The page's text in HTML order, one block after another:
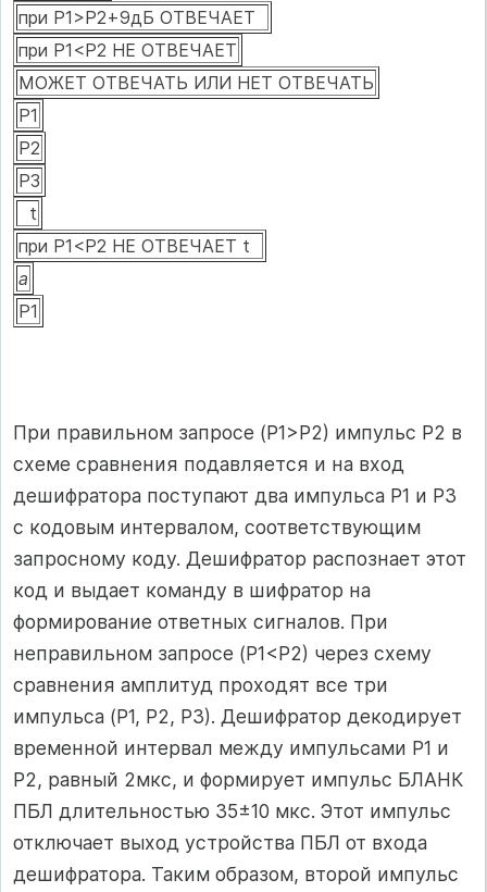
при Р1>Р2+9дБ ОТВЕЧАЕТ
при Р1<Р2 НЕ ОТВЕЧАЕТ
МОЖЕТ ОТВЕЧАТЬ ИЛИ НЕТ ОТВЕЧАТЬ
Р1
Р2
Р3
t
при Р1<Р2 НЕ ОТВЕЧАЕТ t
а
Р1
При правильном запросе (Р1>Р2) импульс Р2 в
схеме сравнения подавляется и на вход
дешифратора поступают два импульса Р1 и Р3
с кодовым интервалом, соответствующим
запросному коду. Дешифратор распознает этот
код и выдает команду в шифратор на
формирование ответных сигналов. При
неправильном запросе (Р1<Р2) через схему
сравнения амплитуд проходят все три
импульса (Р1, Р2, Р3). Дешифратор декодирует
временной интервал между импульсами Р1 и
Р2, равный 2мкс, и формирует импульс БЛАНК
ПБЛ длительностью 35±10 мкс. Этот импульс
отключает выход устройства ПБЛ от входа
дешифратора. Таким образом, второй импульс